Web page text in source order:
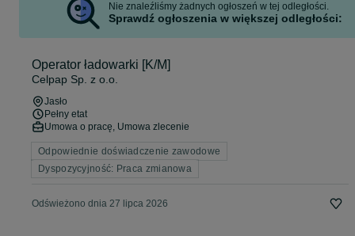
Nie znaleźliśmy żadnych ogłoszeń w tej odległości.
Sprawdź ogłoszenia w większej odległości:
Operator ładowarki [K/M]
Celpap Sp. z o.o.
Jasło
Pełny etat
Umowa o pracę, Umowa zlecenie
Odpowiednie doświadczenie zawodowe
Dyspozycyjność: Praca zmianowa
Odświeżono dnia 27 lipca 2026